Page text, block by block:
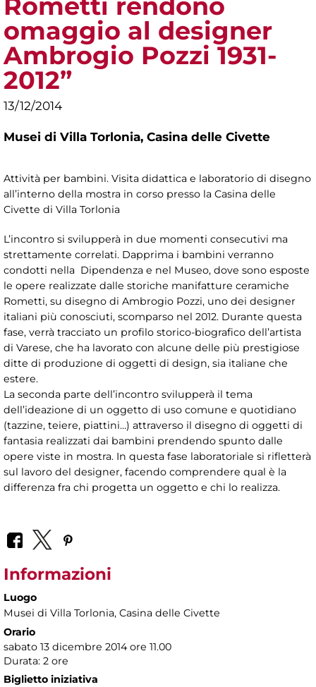
omaggio al designer
Ambrogio Pozzi 1931-
2012”
13/12/2014
Musei di Villa Torlonia, Casina delle Civette
Attività per bambini. Visita didattica e laboratorio di disegno
all’interno della mostra in corso presso la Casina delle
Civette di Villa Torlonia
L’incontro si svilupperà in due momenti consecutivi ma
strettamente correlati. Dapprima i bambini verranno
condotti nella Dipendenza e nel Museo, dove sono esposte
le opere realizzate dalle storiche manifatture ceramiche
Rometti, su disegno di Ambrogio Pozzi, uno dei designer
italiani più conosciuti, scomparso nel 2012. Durante questa
fase, verrà tracciato un profilo storico-biografico dell’artista
di Varese, che ha lavorato con alcune delle più prestigiose
ditte di produzione di oggetti di design, sia italiane che
estere.
La seconda parte dell’incontro svilupperà il tema
dell’ideazione di un oggetto di uso comune e quotidiano
(tazzine, teiere, piattini…) attraverso il disegno di oggetti di
fantasia realizzati dai bambini prendendo spunto dalle
opere viste in mostra. In questa fase laboratoriale si rifletterà
sul lavoro del designer, facendo comprendere qual è la
differenza fra chi progetta un oggetto e chi lo realizza.
Informazioni
Luogo
Musei di Villa Torlonia, Casina delle Civette
Orario
sabato 13 dicembre 2014 ore 11.00
Durata: 2 ore
Biglietto iniziativa